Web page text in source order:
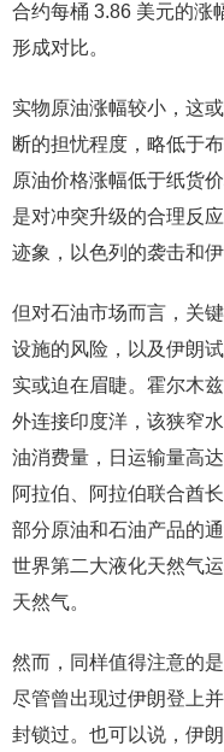
合约每桶 3.86 美元的涨
形成对比。
实物原油涨幅较小，这
断的担忧程度，略低于
原油价格涨幅低于纸货
是对冲突升级的合理反
迹象，以色列的袭击和
但对石油市场而言，关
设施的风险，以及伊朗
实或迫在眉睫。霍尔木
外连接印度洋，该狭窄
油消费量，日运输量高
阿拉伯、阿拉伯联合酋
部分原油和石油产品的
世界第二大液化天然气
天然气。
然而，同样值得注意的
尽管曾出现过伊朗登上
封锁过。也可以说，伊